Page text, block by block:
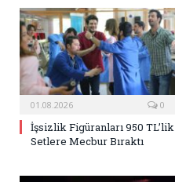
01.08.2026 0
İşsizlik Figüranları 950 TL’lik
Setlere Mecbur Bıraktı